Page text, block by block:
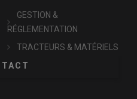
GESTION &
RÉGLEMENTATION
TRACTEURS & MATÉRIELS